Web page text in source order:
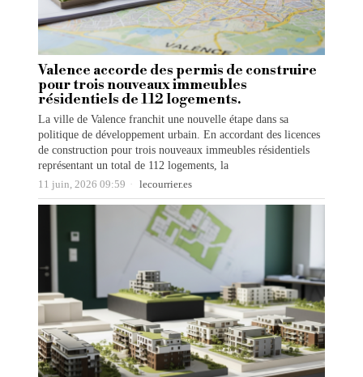
Valence accorde des permis de construire
pour trois nouveaux immeubles
résidentiels de 112 logements.
La ville de Valence franchit une nouvelle étape dans sa
politique de développement urbain. En accordant des licences
de construction pour trois nouveaux immeubles résidentiels
représentant un total de 112 logements, la
11 juin, 2026 09:59 lecourrier.es